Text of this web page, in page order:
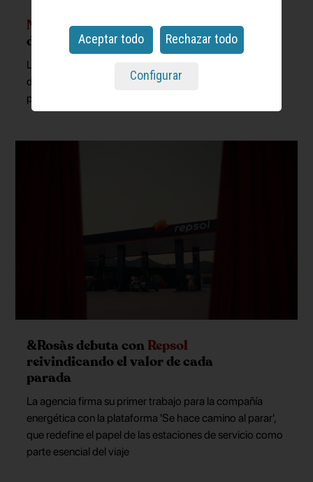
Newlinkimpulsará la comunicación
del Global LegalTech Hub
La consultora se convierte en partner de comunicación
del ecosistema 'legaltech' y colaborará en reforzar su
proyección internacional
&Rosàs debuta con Repsol
reivindicando el valor de cada
parada
La agencia firma su primer trabajo para la compañía
energética con la plataforma 'Se hace camino al parar',
que redefine el papel de las estaciones de servicio como
parte esencial del viaje
Aceptar todo Rechazar todo
Configurar